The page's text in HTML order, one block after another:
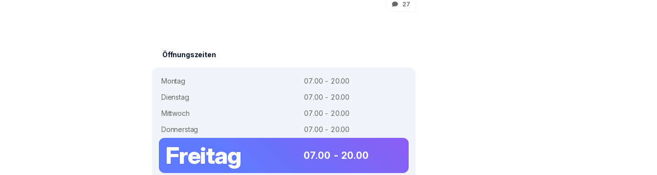
27
Öffnungszeiten
Montag
07.00 - 20.00
Dienstag
07.00 - 20.00
Mittwoch
07.00 - 20.00
Donnerstag
07.00 - 20.00
Freitag 07.00 - 20.00